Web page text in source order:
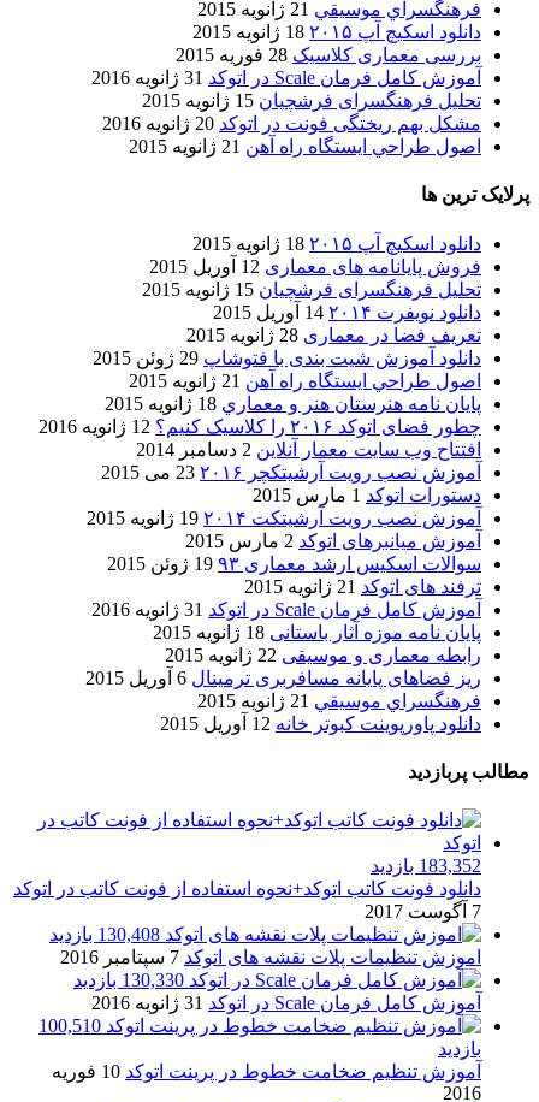
فرهنگسراي موسيقي 21 ژانویه 2015
دانلود اسکیچ آپ ۲۰۱۵
18 ژانویه 2015
بررسی معماری کلاسیک 28 فوریه 2015
آموزش کامل فرمان Scale در اتوکد
31 ژانویه 2016
تحلیل فرهنگسرای فرشچیان 15 ژانویه 2015
مشکل بهم ریختگی فونت در اتوکد 20 ژانویه 2016
اصول طراحي ایستگاه راه آهن 21 ژانویه 2015
پرلایک ترین ها
دانلود اسکیچ آپ ۲۰۱۵
18 ژانویه 2015
فروش پایانامه های معماری 12 آوریل 2015
تحلیل فرهنگسرای فرشچیان 15 ژانویه 2015
دانلود نویفرت ۲۰۱۴
14 آوریل 2015
تعریف فضا در معماری 28 ژانویه 2015
دانلود آموزش شیت بندی با فتوشاپ 29 ژوئن 2015
اصول طراحي ایستگاه راه آهن 21 ژانویه 2015
پایان نامه هنرستان هنر و معماري 18 ژانویه 2015
چطور فضای اتوکد ۲۰۱۶ را کلاسیک کنیم؟
12 ژانویه 2016
افتتاح وب سایت معمار آنلاین 2 دسامبر 2014
آموزش نصب رویت آرشیتکچر ۲۰۱۶
23 می 2015
دستورات اتوکد 1 مارس 2015
آموزش نصب رویت آرشیتکت ۲۰۱۴
19 ژانویه 2015
آموزش میانبرهای اتوکد 2 مارس 2015
سوالات اسکیس ارشد معماری ۹۳
19 ژوئن 2015
ترفند های اتوکد 21 ژانویه 2015
آموزش کامل فرمان Scale در اتوکد
31 ژانویه 2016
پایان نامه موزه آثار باستانی 18 ژانویه 2015
رابطه معماری و موسیقی 22 ژانویه 2015
ریز فضاهای پایانه مسافربری ترمینال 6 آوریل 2015
فرهنگسراي موسيقي 21 ژانویه 2015
دانلود پاورپوینت کبوتر خانه 12 آوریل 2015
مطالب پربازدید
183,352 بازدید
دانلود فونت کاتب اتوکد+نحوه استفاده از فونت کاتب در اتوکد
7 آگوست 2017
130,408 بازدید
اموزش تنظیمات پلات نقشه های اتوکد 7 سپتامبر 2016
130,330 بازدید
آموزش کامل فرمان Scale در اتوکد
31 ژانویه 2016
100,510
بازدید
آموزش تنظیم ضخامت خطوط در پرینت اتوکد
10 فوریه
2016